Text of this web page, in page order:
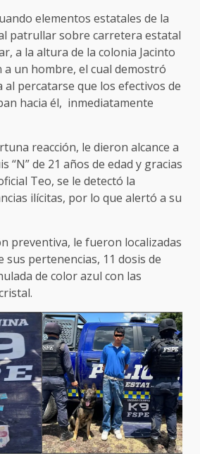
elementos estatales de la
patrullar sobre carretera estatal
a la altura de la colonia Jacinto
un hombre, el cual demostró
al percatarse que los efectivos de
hacia él, inmediatamente
reacción, le dieron alcance a
“N” de 21 años de edad y gracias
Teo, se le detectó la
ilícitas, por lo que alertó a su
preventiva, le fueron localizadas
sus pertenencias, 11 dosis de
de color azul con las